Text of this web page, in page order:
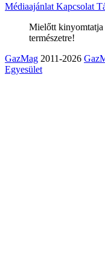
Médiaajánlat Kapcsolat
Mielőtt kinyomtatja
természetre!
GazMag 2011-2026
Egyesület